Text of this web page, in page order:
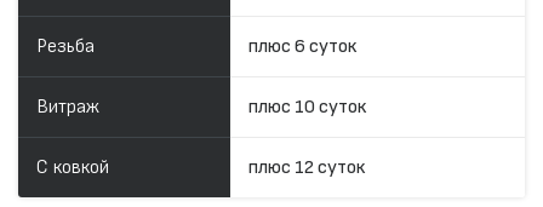
Резьба плюс 6 суток
Витраж плюс 10 суток
С ковкой плюс 12 суток